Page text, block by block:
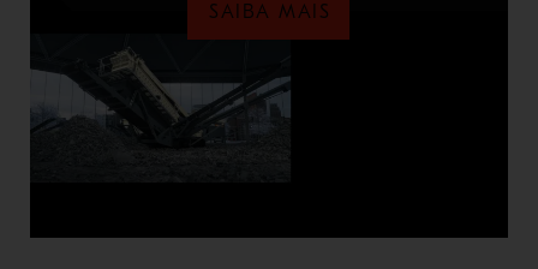
SAIBA MAIS